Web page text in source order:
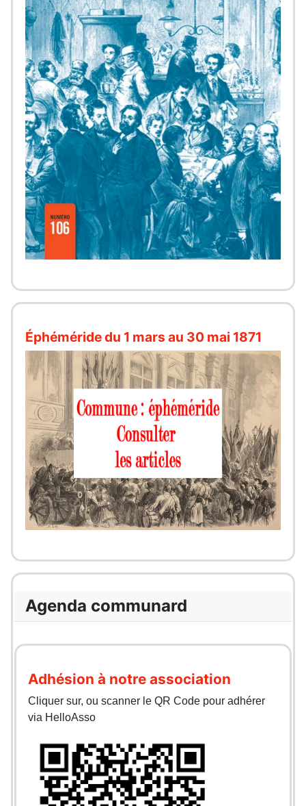
Éphéméride du 1 mars au 30 mai 1871
Agenda communard
Adhésion à notre association
Cliquer sur, ou scanner le QR Code pour adhérer
via HelloAsso